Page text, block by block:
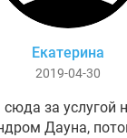
Екатерина
2019-04-30
за услугой
Дауна,